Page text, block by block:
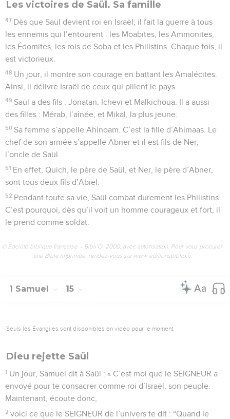
Les victoires de Saül. Sa famille
47 Dès que Saül devient roi en Israël, il fait la guerre à tous
les ennemis qui l’entourent : les Moabites, les Ammonites,
les Édomites, les rois de Soba et les Philistins. Chaque fois, il
est victorieux.
48 Un jour, il montre son courage en battant les Amalécites.
Ainsi, il délivre Israël de ceux qui pillent le pays.
49 Saül a des fils : Jonatan, Ichevi et Malkichoua. Il a aussi
des filles : Mérab, l’aînée, et Mikal, la plus jeune.
50 Sa femme s’appelle Ahinoam. C’est la fille d’Ahimaas. Le
chef de son armée s’appelle Abner et il est fils de Ner,
l’oncle de Saül.
51 En effet, Quich, le père de Saül, et Ner, le père d’Abner,
sont tous deux fils d’Abiel.
52 Pendant toute sa vie, Saül combat durement les Philistins.
C’est pourquoi, dès qu’il voit un homme courageux et fort, il
le prend comme soldat.
© Société biblique française – Bibli’O, 2000, avec autorisation. Pour vous procurer
une Bible imprimée, rendez-vous sur www.editionsbiblio.fr
1 Samuel 15
Seuls les Évangiles sont disponibles en vidéo pour le moment.
Dieu rejette Saül
1 Un jour, Samuel dit à Saül : « C’est moi que le SEIGNEUR a
envoyé pour te consacrer comme roi d’Israël, son peuple.
Maintenant, écoute donc,
2 voici ce que le SEIGNEUR de l’univers te dit : “Quand le